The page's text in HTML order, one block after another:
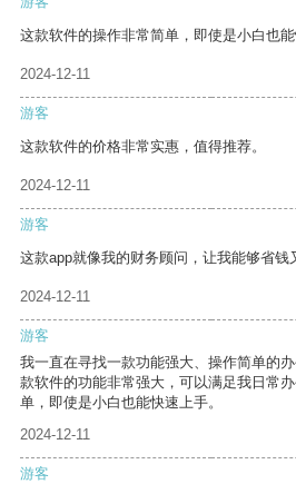
这款软件的操作非常简单，即使是小白也能
2024-12-11
游客
这款软件的价格非常实惠，值得推荐。
2024-12-11
游客
这款app就像我的财务顾问，让我能够省钱
2024-12-11
游客
我一直在寻找一款功能强大、操作简单的
款软件的功能非常强大，可以满足我日常
单，即使是小白也能快速上手。
2024-12-11
游客